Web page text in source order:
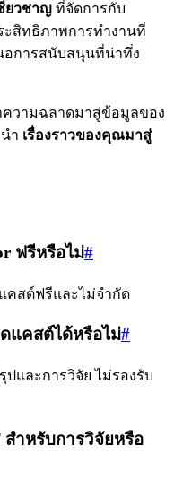
ยวชาญ ที่จัดการกับ
ะสิทธิภาพการทำงานที่
อการสนับสนุนที่น่าทึ่ง
ความฉลาดมาสู่ข้อมูลของ
นำ เรื่องราวของคุณมาสู่
ฟรีหรือไม่#
แคสต์ฟรีและไม่จำกัด
แคสต์ได้หรือไม่#
ปและการวิจัย ไม่รองรับ
สำหรับการวิจัยหรือ